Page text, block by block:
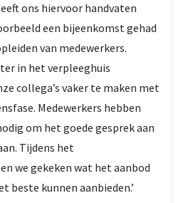
ons hiervoor handvaten
een bijeenkomst gehad
van medewerkers.
in het verpleeghuis
collega’s vaker te maken met
Medewerkers hebben
om het goede gesprek aan
Tijdens het
we gekeken wat het aanbod
beste kunnen aanbieden.’